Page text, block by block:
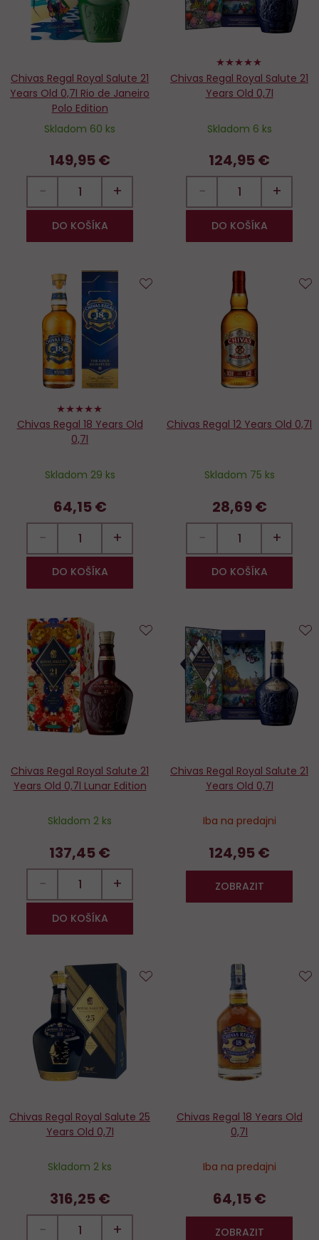
Chivas Regal Royal Salute 21
Years Old 0,7l Rio de Janeiro
Polo Edition
Skladom 60 ks
149,95 €
− +
DO KOŠÍKA
100%
Chivas Regal Royal Salute 21
Years Old 0,7l
Skladom 6 ks
124,95 €
− +
DO KOŠÍKA
100%
Chivas Regal 18 Years Old
0,7l
Skladom 29 ks
64,15 €
− +
DO KOŠÍKA
Chivas Regal 12 Years Old 0,7l
Skladom 75 ks
28,69 €
− +
DO KOŠÍKA
Chivas Regal Royal Salute 21
Years Old 0,7l Lunar Edition
Skladom 2 ks
137,45 €
− +
DO KOŠÍKA
obľúbených
Chivas Regal Royal Salute 21
Years Old 0,7l
Iba na predajni
124,95 €
ZOBRAZIT
Chivas Regal Royal Salute 25
Years Old 0,7l
Skladom 2 ks
316,25 €
− +
Chivas Regal 18 Years Old
0,7l
Iba na predajni
64,15 €
ZOBRAZIT